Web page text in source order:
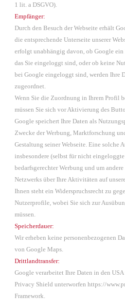
1 lit. a DSGVO).
Empfänger:
Durch den Besuch der Webseite erhält
die entsprechende Unterseite unserer
erfolgt unabhängig davon, ob Google
das Sie eingeloggt sind, oder ob keine
bei Google eingeloggt sind, werden Ihre
zugeordnet.
Wenn Sie die Zuordnung in Ihrem Profil
müssen Sie sich vor Aktivierung des
Google speichert Ihre Daten als
Zwecke der Werbung, Marktforschung
Gestaltung seiner Webseite. Eine solche
insbesondere (selbst für nicht
bedarfsgerechter Werbung und um
Netzwerks über Ihre Aktivitäten auf
Ihnen steht ein Widerspruchsrecht zu
Nutzerprofile, wobei Sie sich zur
müssen.
Speicherdauer:
Wir erheben keine personenbezogenen
von Google Maps.
Drittlandtransfer:
Google verarbeitet Ihre Daten in den
Privacy Shield unterworfen https://
Framework